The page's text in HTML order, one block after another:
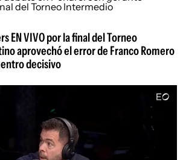
EN VIVO por la final del Torneo
aprovechó el error de Franco Romero
decisivo